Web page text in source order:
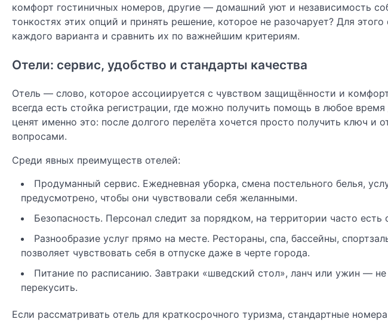
комфорт гостиничных номеров, другие — домашний уют и независимость
тонкостях этих опций и принять решение, которое не разочарует? Для
каждого варианта и сравнить их по важнейшим критериям.
Отели: сервис, удобство и стандарты качества
Отель — слово, которое ассоциируется с чувством защищённости и
всегда есть стойка регистрации, где можно получить помощь в любое
ценят именно это: после долгого перелёта хочется просто получить ключ и
вопросами.
Среди явных преимуществ отелей:
Продуманный сервис. Ежедневная уборка, смена постельного белья,
предусмотрено, чтобы они чувствовали себя желанными.
Безопасность. Персонал следит за порядком, на территории часто
Разнообразие услуг прямо на месте. Рестораны, спа, бассейны,
позволяет чувствовать себя в отпуске даже в черте города.
Питание по расписанию. Завтраки «шведский стол», ланч или ужин —
перекусить.
Если рассматривать отель для краткосрочного туризма, стандартные